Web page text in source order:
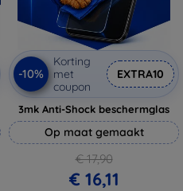
-10%
Korting
met
coupon
EXTRA10
3mk Anti-Shock beschermglas
Op maat gemaakt
€ 17,90
€ 16,11